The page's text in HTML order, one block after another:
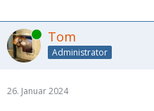
Online Tom
Administrator
26. Januar 2024